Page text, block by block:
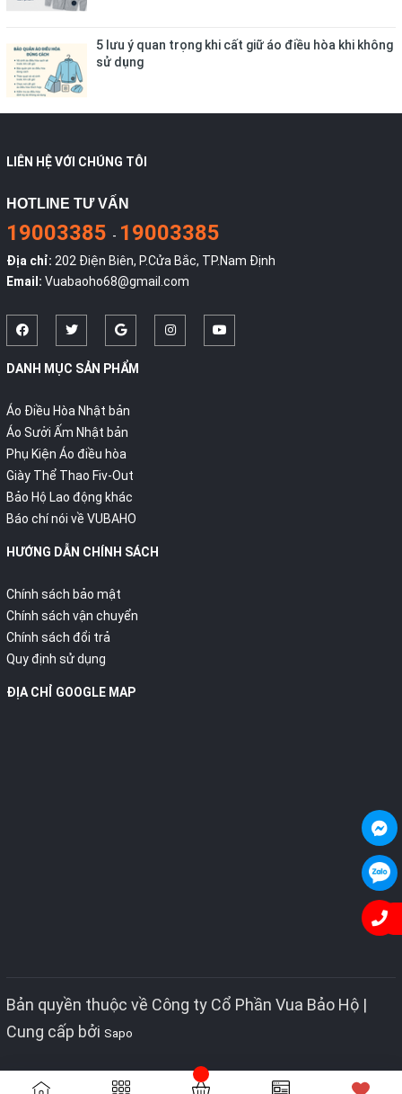
5 lưu ý quan trọng khi cất giữ áo điều hòa khi không
sử dụng
LIÊN HỆ VỚI CHÚNG TÔI
HOTLINE TƯ VẤN
19003385 - 19003385
Địa chỉ: 202 Điện Biên, P.Cửa Bắc, TP.Nam Định
Email: Vuabaoho68@gmail.com
DANH MỤC SẢN PHẨM
Áo Điều Hòa Nhật bản
Áo Sưởi Ấm Nhật bản
Phụ Kiện Áo điều hòa
Giày Thể Thao Fiv-Out
Bảo Hộ Lao động khác
Báo chí nói về VUBAHO
HƯỚNG DẪN CHÍNH SÁCH
Chính sách bảo mật
Chính sách vận chuyển
Chính sách đổi trả
Quy định sử dụng
ĐỊA CHỈ GOOGLE MAP
Bản quyền thuộc về Công ty Cổ Phần Vua Bảo Hộ |
Cung cấp bởi Sapo